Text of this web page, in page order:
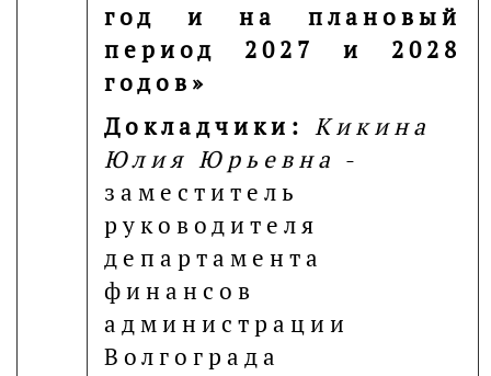
год и на плановый
период 2027 и 2028
годов»
Докладчики: Кикина
Юлия Юрьевна -
заместитель
руководителя
департамента
финансов
администрации
Волгограда